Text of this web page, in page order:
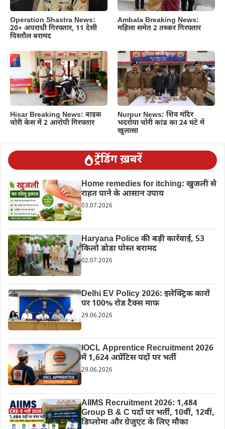
Operation Shastra News:
20+ अपराधी गिरफ्तार, 11 देसी
पिस्तौल बरामद
Ambala Breaking News:
महिला समेत 2 तस्कर गिरफ्तार
Hisar Breaking News: बाइक
चोरी केस में 2 आरोपी गिरफ्तार
Nurpur News: शिव मंदिर
भदरोया चोरी कांड का 24 घंटे में
खुलासा
ट्रेंडिंग ख़बरें
Home remedies for itching: खुजली से
राहत पाने के आसान उपाय
03.07.2026
Haryana Police की बड़ी कार्रवाई, 53
किलो डोडा पोस्त बरामद
02.07.2026
Delhi EV Policy 2026: इलेक्ट्रिक कारों
पर 100% रोड टैक्स माफ
29.06.2026
IOCL Apprentice Recruitment 2026
में 1,624 अप्रेंटिस पदों पर भर्ती
29.06.2026
AIIMS Recruitment 2026: 1,484
Group B & C पदों पर भर्ती, 10वीं, 12वीं,
डिप्लोमा और ग्रेजुएट के लिए मौका